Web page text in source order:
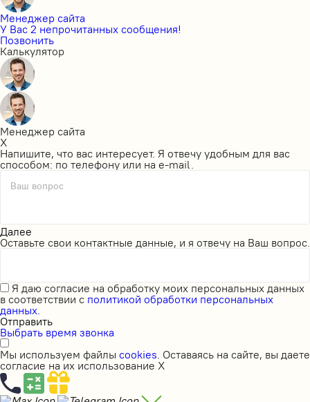
Менеджер сайта
У Вас 2 непрочитанных сообщения!
Позвонить
Калькулятор
Менеджер сайта
X
Напишите, что вас интересует. Я отвечу удобным для вас
способом: по телефону или на e-mail.
Ваш вопрос
Далее
Оставьте свои контактные данные, и я отвечу на Ваш вопрос.
Я даю согласие на обработку моих персональных данных
в соответствии с политикой обработки персональных
данных.
Отправить
Выбрать время звонка
Мы используем файлы cookies . Оставаясь на сайте, вы даете
согласие на их использование X